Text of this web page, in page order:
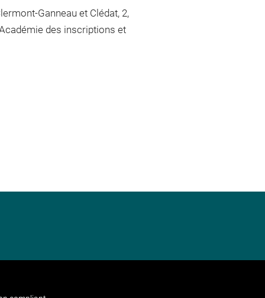
Ganneau et Clédat, 2,
des inscriptions et